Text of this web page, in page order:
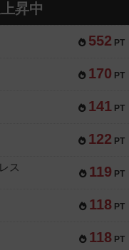
昇中
552 PT
170 PT
141 PT
122 PT
119 PT
ス
118 PT
118 PT